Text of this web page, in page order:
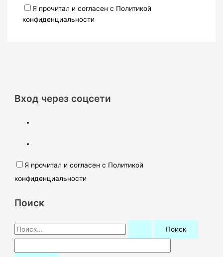
Я прочитал и согласен с Политикой
конфиденциальности
Вход через соцсети
Я прочитал и согласен с Политикой
конфиденциальности
Поиск
П
о
и